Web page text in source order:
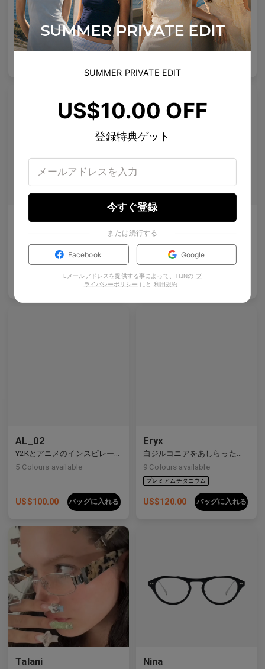
4 Colours available
強化された専門レンズ
6 Colours available
Olisa Air
どんな顔にも適した微妙なリフト、より良いフィット感 — あらゆる顔に対応する柔軟性。
Colours available
バッグに入れる
Rin
4 Colours available
US$80.00 バッグに入れる
AL_02
Y2Kとアニメのインスピレーションを受けたディテールを備えた洗練されたハーフリムデザイン。
5 Colours available
US$100.00 バッグに入れる
Eryx
白ジルコニアをあしらったプレミアムチタンの長方形フレームは、前衛的なデザインと強烈な輝きを見せています。
9 Colours available
US$120.00 バッグに入れる
Talani Nina
SUMMER PRIVATE EDIT
US$10.00 OFF
登録特典ゲット
今すぐ登録
または続行する
Facebook Google
Eメールアドレスを提供する事によって、TIJNの プ
ライバシーポリシー にと 利用規約 .